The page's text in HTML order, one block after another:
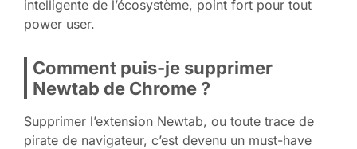
intelligente de l’écosystème, point fort pour tout
power user.
Comment puis-je supprimer
Newtab de Chrome ?
Supprimer l’extension Newtab, ou toute trace de
pirate de navigateur, c’est devenu un must-have